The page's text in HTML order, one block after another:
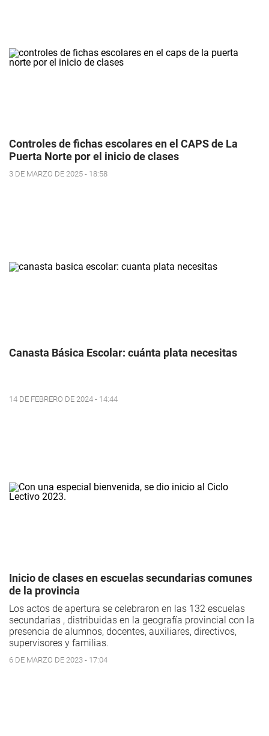
Controles de fichas escolares en el CAPS de La
Puerta Norte por el inicio de clases
3 DE MARZO DE 2025 - 18:58
Canasta Básica Escolar: cuánta plata necesitas
14 DE FEBRERO DE 2024 - 14:44
Inicio de clases en escuelas secundarias comunes
de la provincia
Los actos de apertura se celebraron en las 132 escuelas
secundarias , distribuidas en la geografía provincial con la
presencia de alumnos, docentes, auxiliares, directivos,
supervisores y familias.
6 DE MARZO DE 2023 - 17:04